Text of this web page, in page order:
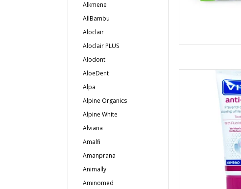
Alkmene
AllBambu
Aloclair
Aloclair PLUS
Alodont
AloeDent
Alpa
Alpine Organics
Alpine White
Alviana
Amalfi
Amanprana
Animally
Aminomed